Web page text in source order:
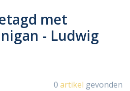
met
- Ludwig
0 artikel gevonden